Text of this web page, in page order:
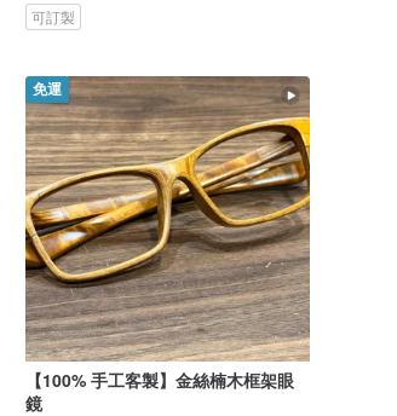
可訂製
免運
【100% 手工客製】金絲楠木框架眼
鏡